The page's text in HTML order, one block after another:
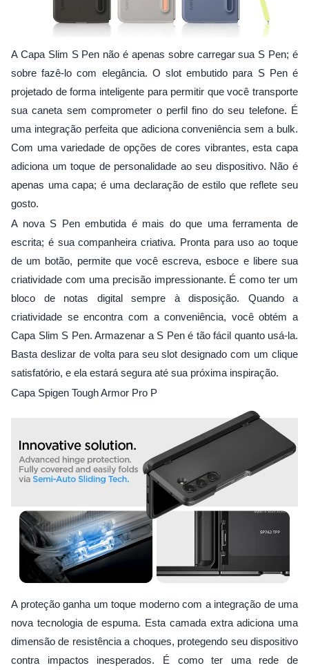
A Capa Slim S Pen não é apenas sobre carregar sua S Pen; é
sobre fazê-lo com elegância. O slot embutido para S Pen é
projetado de forma inteligente para permitir que você transporte
sua caneta sem comprometer o perfil fino do seu telefone. É
uma integração perfeita que adiciona conveniência sem a bulk.
Com uma variedade de opções de cores vibrantes, esta capa
adiciona um toque de personalidade ao seu dispositivo. Não é
apenas uma capa; é uma declaração de estilo que reflete seu
gosto.
A nova S Pen embutida é mais do que uma ferramenta de
escrita; é sua companheira criativa. Pronta para uso ao toque
de um botão, permite que você escreva, esboce e libere sua
criatividade com uma precisão impressionante. É como ter um
bloco de notas digital sempre à disposição. Quando a
criatividade se encontra com a conveniência, você obtém a
Capa Slim S Pen. Armazenar a S Pen é tão fácil quanto usá-la.
Basta deslizar de volta para seu slot designado com um clique
satisfatório, e ela estará segura até sua próxima inspiração.
Capa Spigen Tough Armor Pro P
A proteção ganha um toque moderno com a integração de uma
nova tecnologia de espuma. Esta camada extra adiciona uma
dimensão de resistência a choques, protegendo seu dispositivo
contra impactos inesperados. É como ter uma rede de